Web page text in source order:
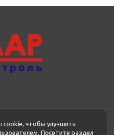
чтобы улучшить
Посетите раздел